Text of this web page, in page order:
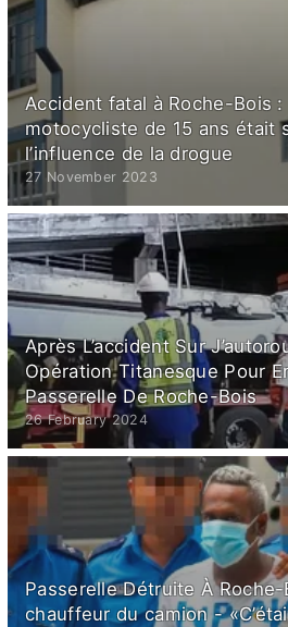
Accident fatal à Roche-Bois :
motocycliste de 15 ans était
l’influence de la drogue
27 November 2023
Après L’accident Sur
Opération Titanesque Pour
Passerelle De Roche-Bois
26 February 2024
Passerelle Détruite À Roche-
chauffeur du camion -